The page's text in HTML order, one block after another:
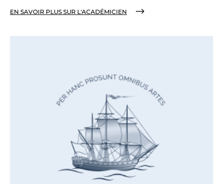
EN SAVOIR PLUS SUR L'ACADÉMICIEN